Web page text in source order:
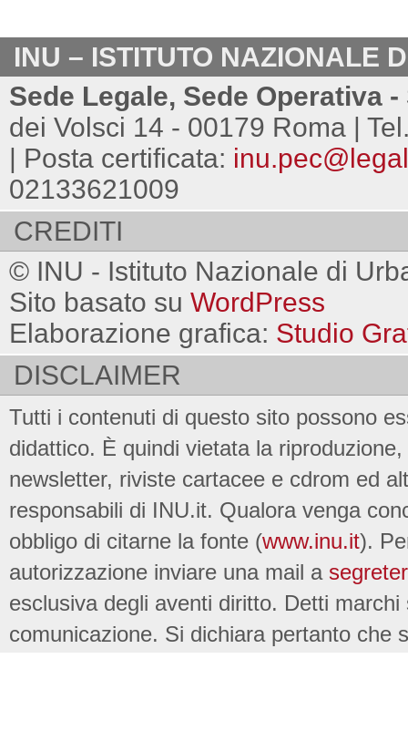
INU – ISTITUTO NAZIONALE
Sede Legale, Sede Operativa
dei Volsci 14 - 00179 Roma |
| Posta certificata:
02133621009
CREDITI
© INU - Istituto Nazionale di
Sito basato su WordPress
Elaborazione grafica: Studio
DISCLAIMER
Tutti i contenuti di questo sito possono
didattico. È quindi vietata la
newsletter, riviste cartacee e cdrom ed
responsabili di INU.it. Qualora venga
obbligo di citarne la fonte (www.inu.it).
autorizzazione inviare una mail a
esclusiva degli aventi diritto. Detti
comunicazione. Si dichiara pertanto che